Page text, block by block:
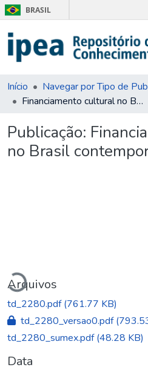
BRASIL
Início
Financiamento cultural no Brasil contemporâneo
Publicação:
no Brasil
Carregando...
Arquivos
td_2280.pdf(761.77 KB)
td_2280_versao0.pdf
td_2280_sumex.pdf(48.28 KB)
Data